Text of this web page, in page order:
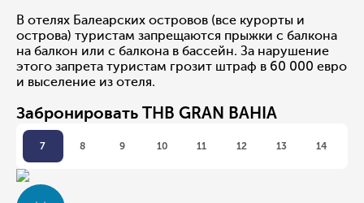
В отелях Балеарских островов (все курорты и
острова) туристам запрещаются прыжки с балкона
на балкон или с балкона в бассейн. За нарушение
этого запрета туристам грозит штраф в 60 000 евро
и выселение из отеля.
Забронировать THB GRAN BAHIA
7 8 9 10 11 12 13 14